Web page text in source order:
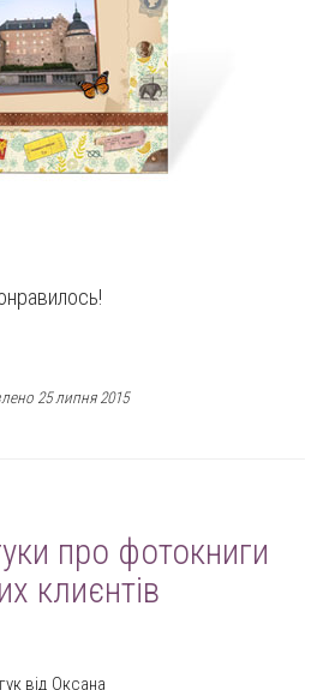
25 липня 2015
про фотокниги
клиєнтів
від Оксана